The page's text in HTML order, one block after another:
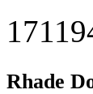
Rhade